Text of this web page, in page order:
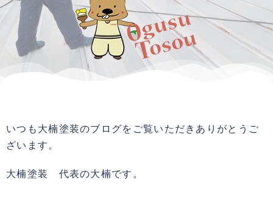
いつも大楠塗装のブログをご覧いただきありがとうご
ざいます。
大楠塗装 代表の大楠です。